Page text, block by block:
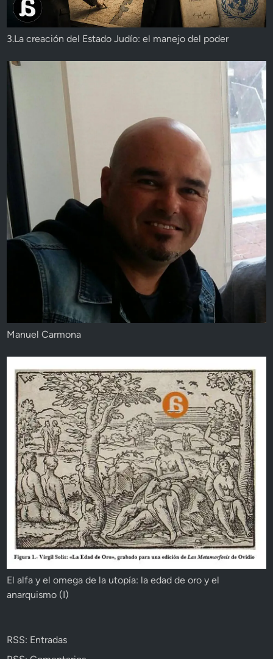
3.La creación del Estado Judío: el manejo del poder
Manuel Carmona
El alfa y el omega de la utopía: la edad de oro y el
anarquismo (I)
RSS: Entradas